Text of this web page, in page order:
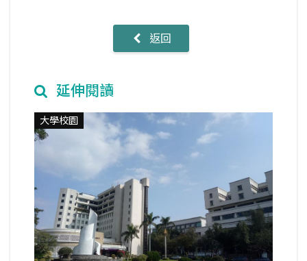
返回
延伸閱讀
大學校園